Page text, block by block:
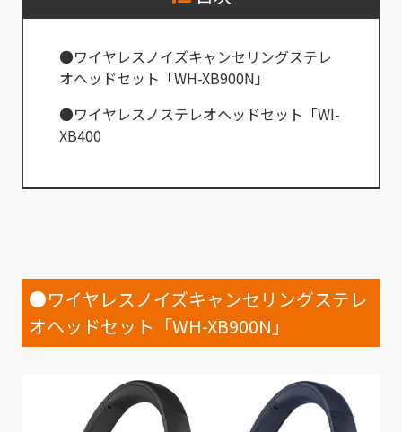
●ワイヤレスノイズキャンセリングステレ
オヘッドセット「WH-XB900N」
●ワイヤレスノステレオヘッドセット「WI-
XB400
●ワイヤレスノイズキャンセリングステレ
オヘッドセット「WH-XB900N」